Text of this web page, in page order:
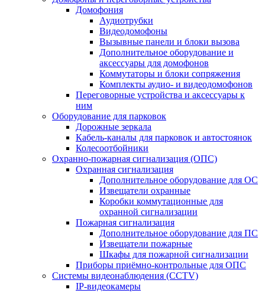
Домофония
Аудиотрубки
Видеодомофоны
Вызывные панели и блоки вызова
Дополнительное оборудование и
аксессуары для домофонов
Коммутаторы и блоки сопряжения
Комплекты аудио- и видеодомофонов
Переговорные устройства и аксессуары к
ним
Оборудование для парковок
Дорожные зеркала
Кабель-каналы для парковок и автостоянок
Колесоотбойники
Охранно-пожарная сигнализация (ОПС)
Охранная сигнализация
Дополнительное оборудование для ОС
Извещатели охранные
Коробки коммутационные для
охранной сигнализации
Пожарная сигнализация
Дополнительное оборудование для ПС
Извещатели пожарные
Шкафы для пожарной сигнализации
Приборы приёмно-контрольные для ОПС
Системы видеонаблюдения (CCTV)
IP-видеокамеры